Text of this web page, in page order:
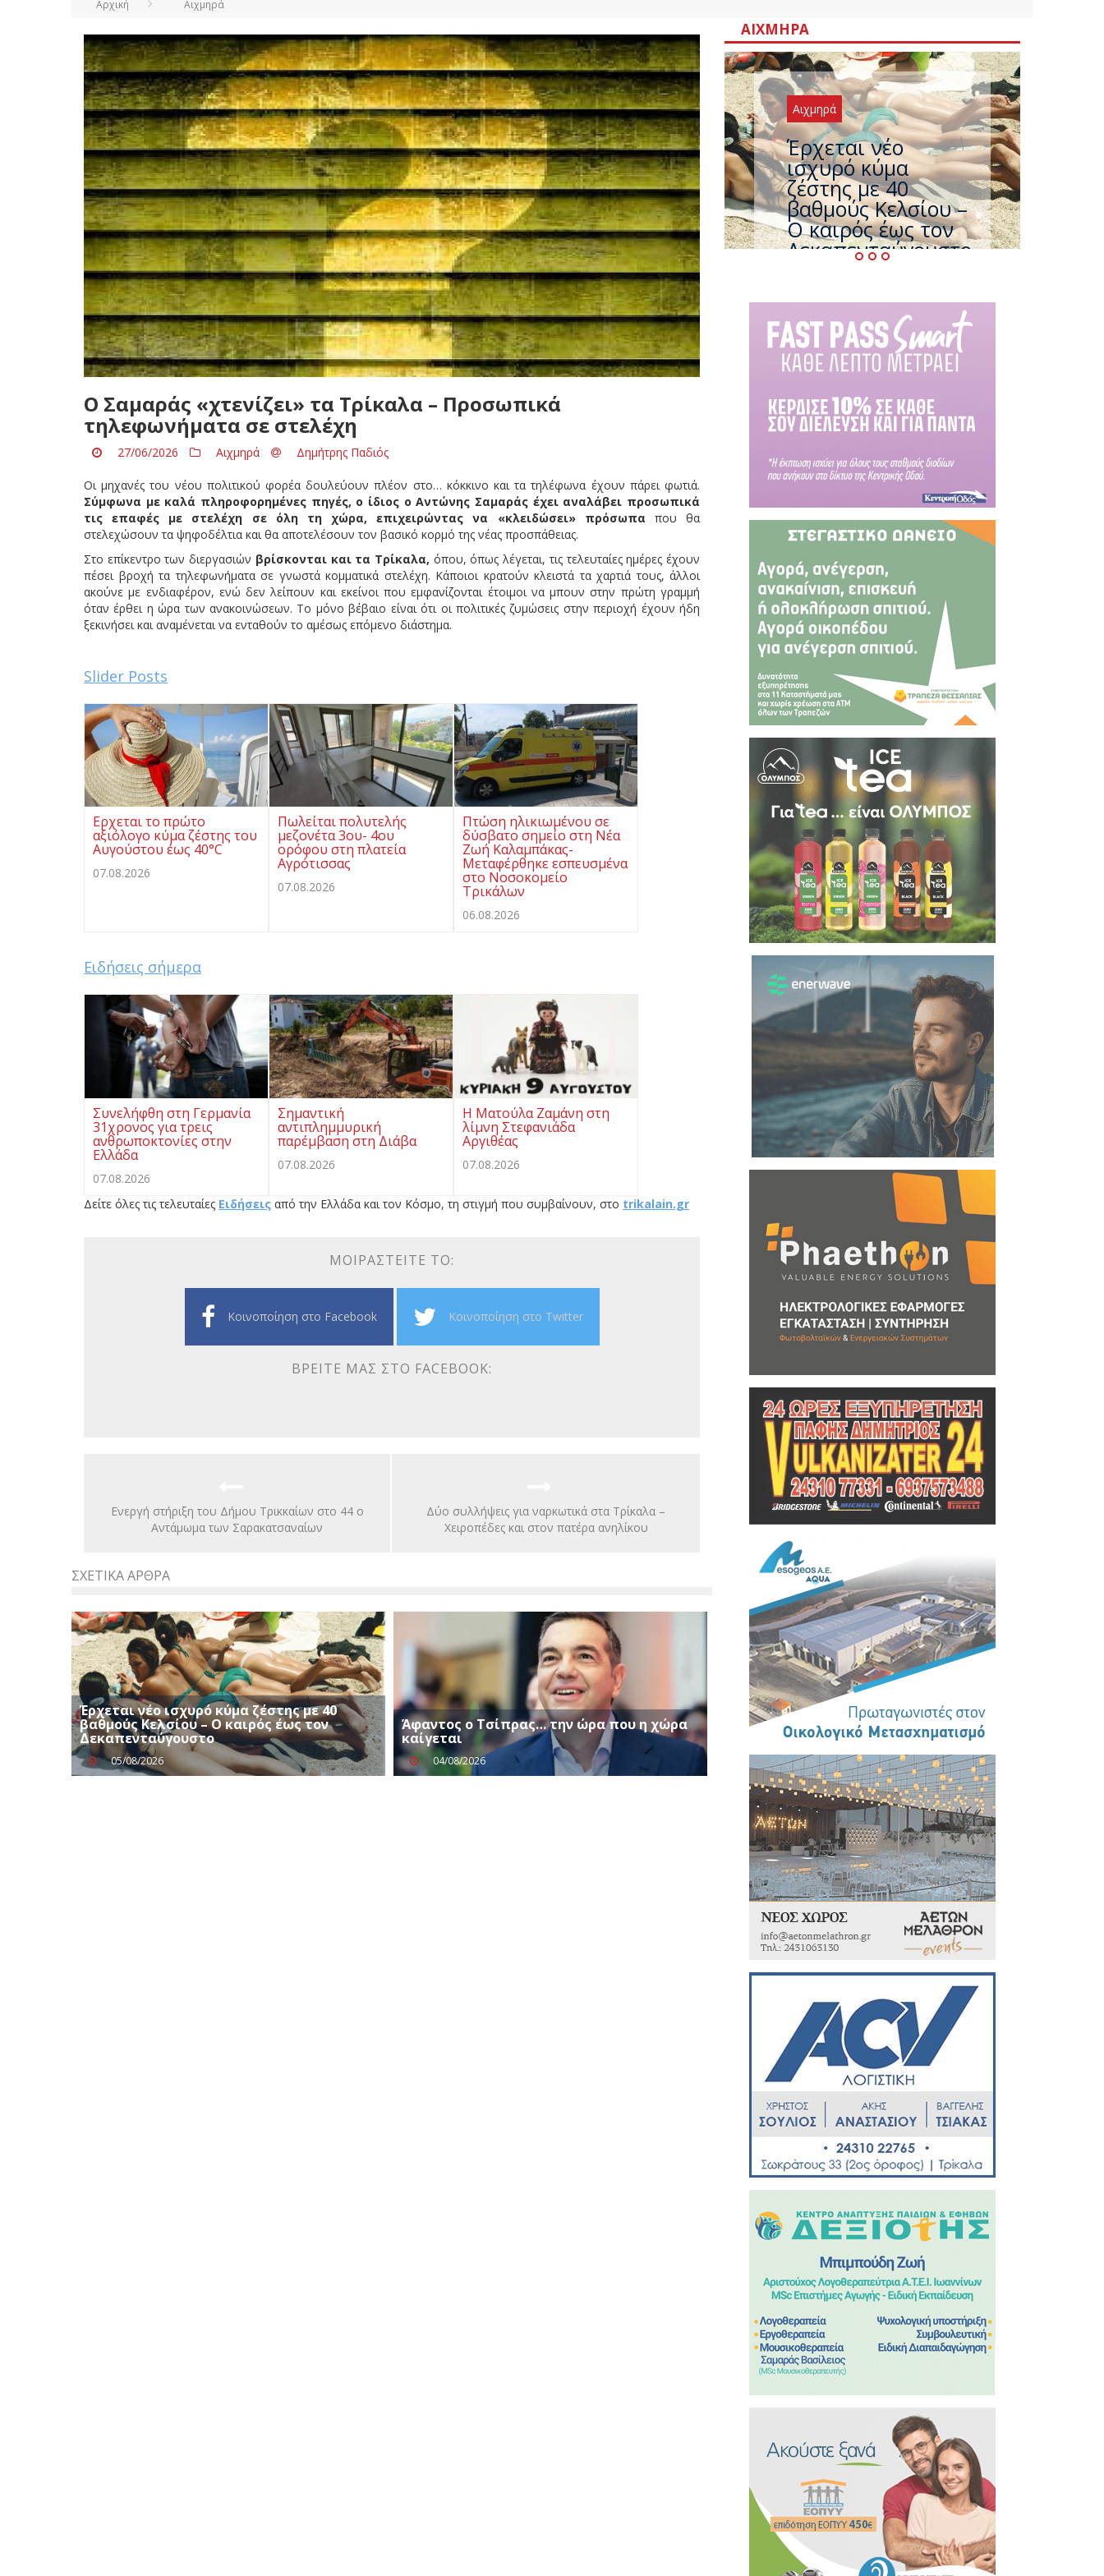
Αρχική Αιχμηρά
Ο Σαμαράς «χτενίζει» τα Τρίκαλα – Προσωπικά
τηλεφωνήματα σε στελέχη
27/06/2026 Αιχμηρά Δημήτρης Παδιός
Οι μηχανές του νέου πολιτικού φορέα δουλεύουν πλέον στο… κόκκινο και τα τηλέφωνα έχουν πάρει φωτιά.
Σύμφωνα με καλά πληροφορημένες πηγές, ο ίδιος ο Αντώνης Σαμαράς έχει αναλάβει προσωπικά
τις επαφές με στελέχη σε όλη τη χώρα, επιχειρώντας να «κλειδώσει» πρόσωπα που θα
στελεχώσουν τα ψηφοδέλτια και θα αποτελέσουν τον βασικό κορμό της νέας προσπάθειας.
Στο επίκεντρο των διεργασιών βρίσκονται και τα Τρίκαλα, όπου, όπως λέγεται, τις τελευταίες ημέρες έχουν
πέσει βροχή τα τηλεφωνήματα σε γνωστά κομματικά στελέχη. Κάποιοι κρατούν κλειστά τα χαρτιά τους, άλλοι
ακούνε με ενδιαφέρον, ενώ δεν λείπουν και εκείνοι που εμφανίζονται έτοιμοι να μπουν στην πρώτη γραμμή
όταν έρθει η ώρα των ανακοινώσεων. Το μόνο βέβαιο είναι ότι οι πολιτικές ζυμώσεις στην περιοχή έχουν ήδη
ξεκινήσει και αναμένεται να ενταθούν το αμέσως επόμενο διάστημα.
Slider Posts
Ερχεται το πρώτο
αξιόλογο κύμα ζέστης του
Αυγούστου έως 40°C
07.08.2026
Πωλείται πολυτελής
μεζονέτα 3ου- 4ου
ορόφου στη πλατεία
Αγρότισσας
07.08.2026
Πτώση ηλικιωμένου σε
δύσβατο σημείο στη Νέα
Ζωή Καλαμπάκας-
Μεταφέρθηκε εσπευσμένα
στο Νοσοκομείο
Τρικάλων
06.08.2026
Ειδήσεις σήμερα
Συνελήφθη στη Γερμανία
31χρονος για τρεις
ανθρωποκτονίες στην
Ελλάδα
07.08.2026
Σημαντική
αντιπλημμυρική
παρέμβαση στη Διάβα
07.08.2026
Η Ματούλα Ζαμάνη στη
λίμνη Στεφανιάδα
Αργιθέας
07.08.2026
Δείτε όλες τις τελευταίες Ειδήσεις από την Ελλάδα και τον Κόσμο, τη στιγμή που συμβαίνουν, στο trikalain.gr
ΜΟΙΡΑΣΤΕΊΤΕ ΤΟ:
Κοινοποίηση στο Facebook Κοινοποίηση στο Twitter
ΒΡΕΊΤΕ ΜΑΣ ΣΤΟ FACEBOOK:
Ενεργή στήριξη του Δήμου Τρικκαίων στο 44 ο
Αντάμωμα των Σαρακατσαναίων
Δύο συλλήψεις για ναρκωτικά στα Τρίκαλα –
Χειροπέδες και στον πατέρα ανηλίκου
ΣΧΕΤΙΚΆ ΆΡΘΡΑ
Έρχεται νέο ισχυρό κύμα ζέστης με 40
βαθμούς Κελσίου – Ο καιρός έως τον
Δεκαπενταύγουστο
05/08/2026
Άφαντος ο Τσίπρας… την ώρα που η χώρα
καίγεται
04/08/2026
ΑΙΧΜΗΡΆ
Αιχμηρά
Άφαντος ο
Τσίπρας… την ώρα
που η χώρα
καίγεται